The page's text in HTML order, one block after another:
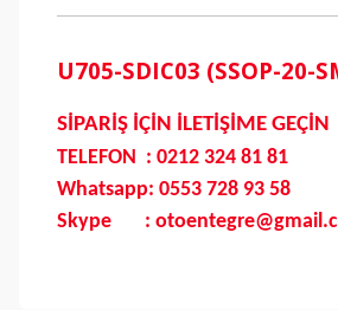
U705-SDIC03 (SSOP-20-
SİPARİŞ İÇİN İLETİŞİME GEÇİN
TELEFON : 0212 324 81 81
Whatsapp: 0553 728 93 58
Skype :